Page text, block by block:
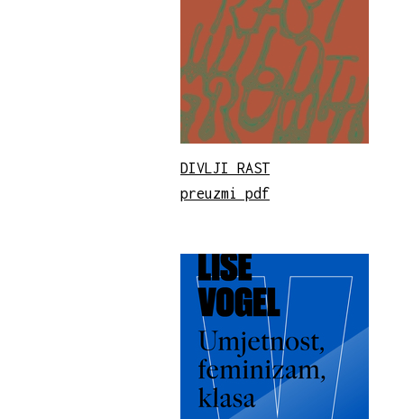
DIVLJI RAST
preuzmi pdf